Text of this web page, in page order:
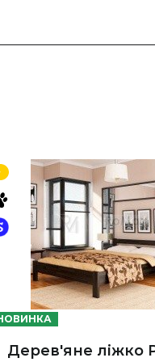
Дерев'яне ліжко